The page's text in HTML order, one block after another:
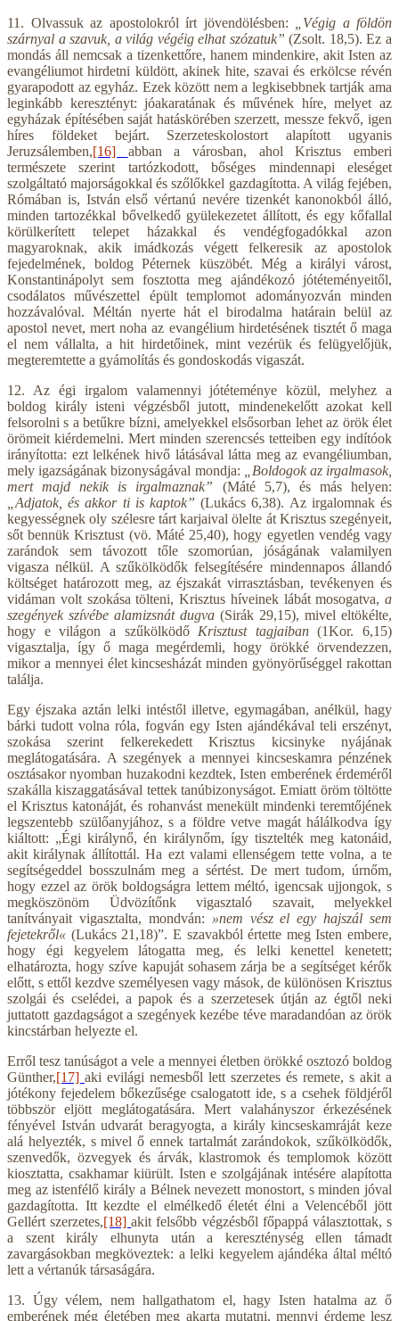
11. Olvassuk az apostolokról írt jövendölésben:
„Végig a földön
szárnyal a szavuk, a világ végéig elhat szózatuk” (Zsolt. 18,5). Ez a
mondás áll nemcsak a tizenkettőre, hanem mindenkire, akit Isten az
evangéliumot hirdetni küldött, akinek hite, szavai és erkölcse révén
gyarapodott az egyház. Ezek között nem a legkisebbnek tartják ama
leginkább keresztényt: jóakaratának és művének híre, melyet az
egyházak építésében saját hatáskörében szerzett, messze fekvő, igen
híres földeket bejárt. Szerzeteskolostort alapított ugyanis
Jeruzsálemben,[16] abban a városban, ahol Krisztus emberi
természete szerint tartózkodott, bőséges mindennapi eleséget
szolgáltató majorságokkal és szőlőkkel gazdagította. A világ fejében,
Rómában is, István első vértanú nevére tizenkét kanonokból álló,
minden tartozékkal bővelkedő gyülekezetet állított, és egy kőfallal
körülkerített telepet házakkal és vendégfogadókkal azon
magyaroknak, akik imádkozás végett felkeresik az apostolok
fejedelmének, boldog Péternek küszöbét. Még a királyi várost,
Konstantinápolyt sem fosztotta meg ajándékozó jótéteményeitől,
csodálatos művészettel épült templomot adományozván minden
hozzávalóval. Méltán nyerte hát el birodalma határain belül az
apostol nevet, mert noha az evangélium hirdetésének tisztét ő maga
el nem vállalta, a hit hirdetőinek, mint vezérük és felügyelőjük,
megteremtette a gyámolítás és gondoskodás vigaszát.
12. Az égi irgalom valamennyi jótéteménye közül, melyhez a
boldog király isteni végzésből jutott, mindenekelőtt azokat kell
felsorolni s a betűkre bízni, amelyekkel elsősorban lehet az örök élet
örömeit kiérdemelni. Mert minden szerencsés tetteiben egy indítóok
irányította: ezt lelkének hivő látásával látta meg az evangéliumban,
mely igazságának bizonyságával mondja:
„Boldogok az irgalmasok,
mert majd nekik is irgalmaznak” (Máté 5,7), és más helyen:
„Adjatok, és akkor ti is kaptok” (Lukács 6,38). Az irgalomnak és
kegyességnek oly szélesre tárt karjaival ölelte át Krisztus szegényeit,
sőt bennük Krisztust (vö. Máté 25,40), hogy egyetlen vendég vagy
zarándok sem távozott tőle szomorúan, jóságának valamilyen
vigasza nélkül. A szűkölködők felsegítésére mindennapos állandó
költséget határozott meg, az éjszakát virrasztásban, tevékenyen és
vidáman volt szokása tölteni, Krisztus híveinek lábát mosogatva, a
szegények szívébe alamizsnát dugva (Sirák 29,15), mivel eltökélte,
hogy e világon a szűkölködő Krisztust tagjaiban(1Kor. 6,15)
vigasztalja, így ő maga megérdemli, hogy örökké örvendezzen,
mikor a mennyei élet kincsesházát minden gyönyörűséggel rakottan
találja.
Egy éjszaka aztán lelki intéstől illetve, egymagában, anélkül, hagy
bárki tudott volna róla, fogván egy Isten ajándékával teli erszényt,
szokása szerint felkerekedett Krisztus kicsinyke nyájának
meglátogatására. A szegények a mennyei kincseskamra pénzének
osztásakor nyomban huzakodni kezdtek, Isten emberének érdeméről
szakálla kiszaggatásával tettek tanúbizonyságot. Emiatt öröm töltötte
el Krisztus katonáját, és rohanvást menekült mindenki teremtőjének
legszentebb szülőanyjához, s a földre vetve magát hálálkodva így
kiáltott: „Égi királynő, én királynőm, így tisztelték meg katonáid,
akit királynak állítottál. Ha ezt valami ellenségem tette volna, a te
segítségeddel bosszulnám meg a sértést. De mert tudom, úrnőm,
hogy ezzel az örök boldogságra lettem méltó, igencsak ujjongok, s
megköszönöm Üdvözítőnk vigasztaló szavait, melyekkel
tanítványait vigasztalta, mondván: »nem vész el egy hajszál sem
fejetekről« (Lukács 21,18)”. E szavakból értette meg Isten embere,
hogy égi kegyelem látogatta meg, és lelki kenettel kenetett;
elhatározta, hogy szíve kapuját sohasem zárja be a segítséget kérők
előtt, s ettől kezdve személyesen vagy mások, de különösen Krisztus
szolgái és cselédei, a papok és a szerzetesek útján az égtől neki
juttatott gazdagságot a szegények kezébe téve maradandóan az örök
kincstárban helyezte el.
Erről tesz tanúságot a vele a mennyei életben örökké osztozó boldog
Günther,[17] aki evilági nemesből lett szerzetes és remete, s akit a
jótékony fejedelem bőkezűsége csalogatott ide, s a csehek földjéről
többször eljött meglátogatására. Mert valahányszor érkezésének
fényével István udvarát beragyogta, a király kincseskamráját keze
alá helyezték, s mivel ő ennek tartalmát zarándokok, szűkölködők,
szenvedők, özvegyek és árvák, klastromok és templomok között
kiosztatta, csakhamar kiürült. Isten e szolgájának intésére alapította
meg az istenfélő király a Bélnek nevezett monostort, s minden jóval
gazdagította. Itt kezdte el elmélkedő életét élni a Velencéből jött
Gellért szerzetes,[18]akit felsőbb végzésből főpappá választottak, s
a szent király elhunyta után a kereszténység ellen támadt
zavargásokban megköveztek: a lelki kegyelem ajándéka által méltó
lett a vértanúk társaságára.
13. Úgy vélem, nem hallgathatom el, hagy Isten hatalma az ő
emberének még életében meg akarta mutatni, mennyi érdeme lesz